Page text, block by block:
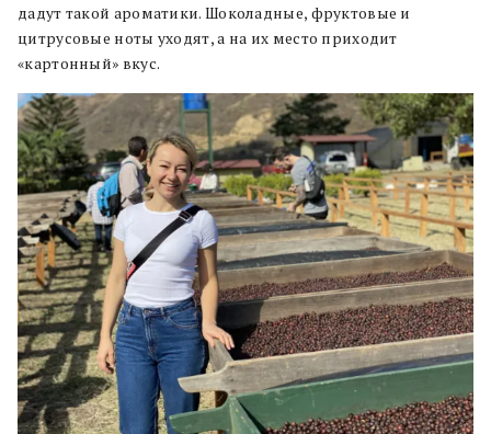
дадут такой ароматики. Шоколадные, фруктовые и
цитрусовые ноты уходят, а на их место приходит
«картонный» вкус.